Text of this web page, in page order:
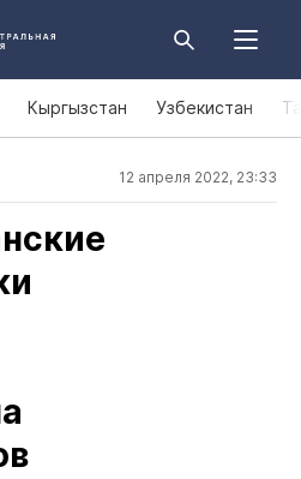
Кыргызстан Узбекистан
12 апреля 2022, 23:33